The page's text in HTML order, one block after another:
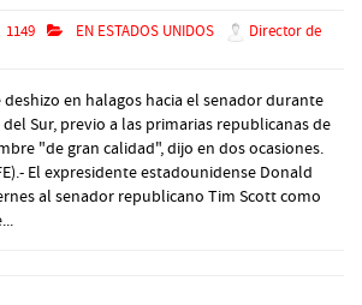
1149 EN ESTADOS UNIDOS
Director de
en halagos hacia el senador durante
Sur, previo a las primarias republicanas de
"de gran calidad", dijo en dos ocasiones.
El expresidente estadounidense Donald
al senador republicano Tim Scott como